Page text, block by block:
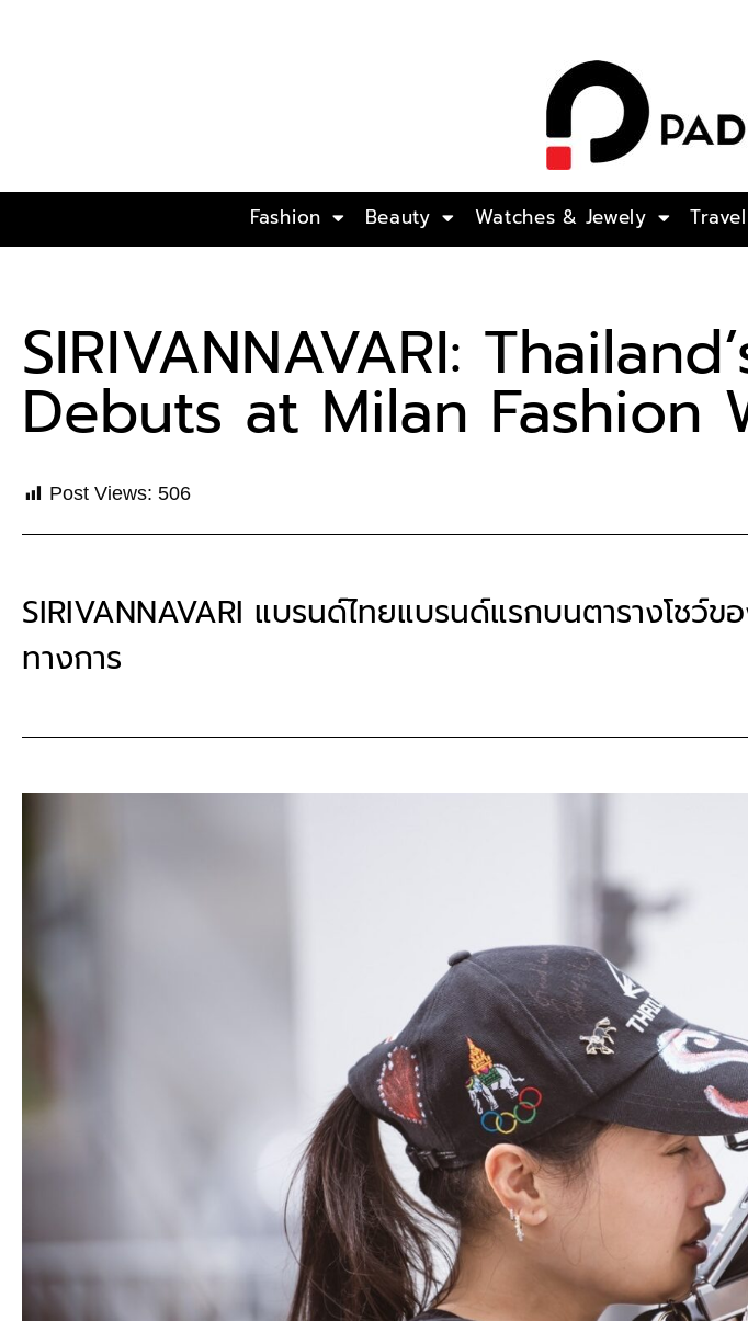
Fashion Beauty Watches​ & Jewely
SIRIVANNAVARI:
Debuts at Milan Fashion
Post Views: 506
SIRIVANNAVARI แบรนด์ไทยแบรนด์แรกบนตารางโชว์
ทางการ